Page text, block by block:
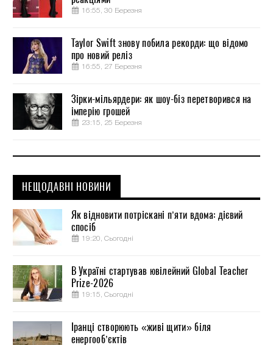
16:55, 30 Березня
Taylor Swift знову побила рекорди: що відомо
про новий реліз
16:55, 27 Березня
Зірки-мільярдери: як шоу-біз перетворився на
імперію грошей
23:15, 25 Березня
НЕЩОДАВНІ НОВИНИ
Як відновити потріскані п’яти вдома: дієвий
спосіб
19:20, Сьогодні
В Україні стартував ювілейний Global Teacher
Prize-2026
19:15, Сьогодні
Іранці створюють «живі щити» біля
енергооб’єктів